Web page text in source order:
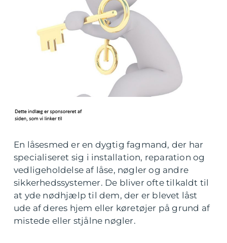
En låsesmed er en dygtig fagmand, der har
specialiseret sig i installation, reparation og
vedligeholdelse af låse, nøgler og andre
sikkerhedssystemer. De bliver ofte tilkaldt til
at yde nødhjælp til dem, der er blevet låst
ude af deres hjem eller køretøjer på grund af
mistede eller stjålne nøgler.